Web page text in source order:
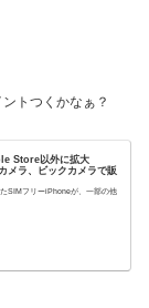
トつくかなぁ？
Store以外に拡大
ラ、ビックカメラで販
SIMフリーiPhoneが、一部の他